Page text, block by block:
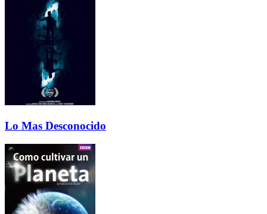
Lo Mas Desconocido